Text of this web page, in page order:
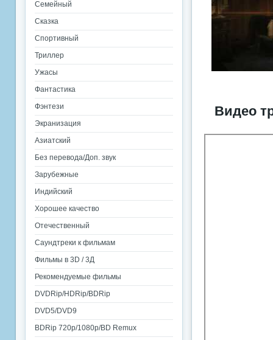
Видео
Семейный
Сказка
Спортивный
Триллер
Ужасы
Фантастика
Фэнтези
Экранизация
Азиатский
Без перевода/Доп. звук
Зарубежные
Индийский
Хорошее качество
Отечественный
Саундтреки к фильмам
Фильмы в 3D / 3Д
Рекомендуемые фильмы
DVDRip/HDRip/BDRip
DVD5/DVD9
BDRip 720p/1080p/BD Remux